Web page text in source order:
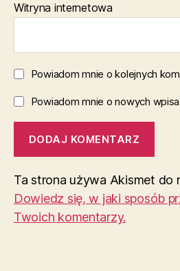
Witryna internetowa
Powiadom mnie o kolejnych
Powiadom mnie o nowych
Ta strona używa Akismet do
Dowiedz się, w jaki sposób
Twoich komentarzy.